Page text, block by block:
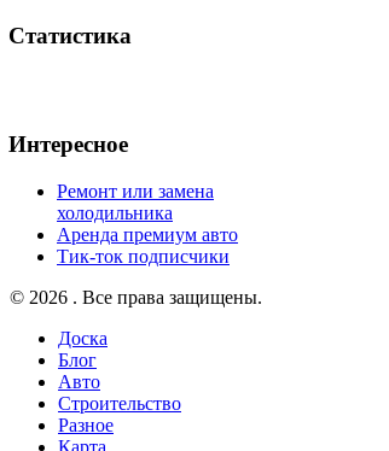
Статистика
Интересное
Ремонт или замена
холодильника
Аренда премиум авто
Тик-ток подписчики
© 2026 . Все права защищены.
Доска
Блог
Авто
Строительство
Разное
Карта